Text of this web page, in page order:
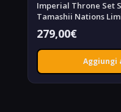
Imperial Throne Set
Tamashii Nations
279,00€
Aggiungi